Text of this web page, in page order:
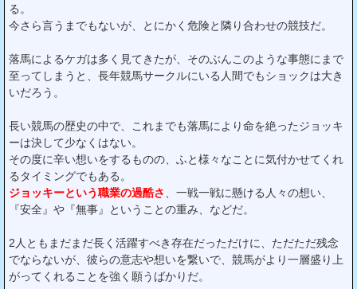
る。
今さら言うまでもないが、とにかく危険と隣り合わせの競技だ。
落馬によるケガは多く見てきたが、そのぶんこのような事態にまで
至ってしまうと、長年競馬サークルにいる人間でもショックは大き
いだろう。
長い競馬の歴史の中で、これまでも落馬により命を絶ったジョッキ
ーは決して少なくはない。
その度に辛い想いをするものの、ふと様々なことに気付かせてくれ
るタイミングでもある。
ジョッキーという職業の過酷さ
、一戦一戦に懸ける人々の想い、
『安全』や『無事』ということの重み、などだ。
2人ともまだまだ長く活躍すべき存在だっただけに、ただただ残念
でならないが、彼らの意志や想いを繋いで、競馬がより一層盛り上
がってくれることを強く願うばかりだ。